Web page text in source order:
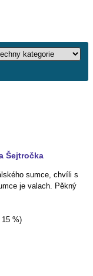
Šejtročka
sumce, chvíli s
je valach. Pěkný
%)